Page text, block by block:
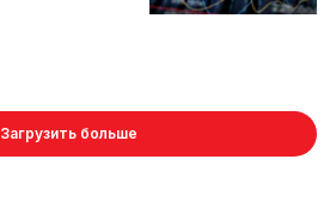
Загрузить больше